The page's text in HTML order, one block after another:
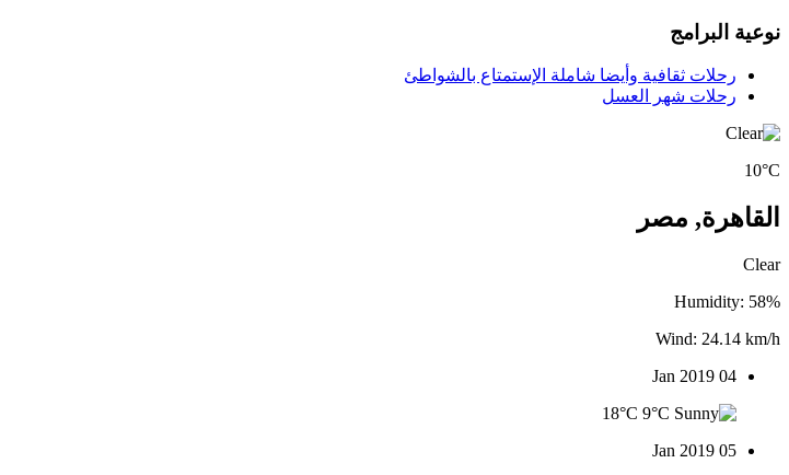
نوعية البرامج
رحلات ثقافية وأيضا شاملة الإستمتاع بالشواطئ
رحلات شهر العسل
10°C
القاهرة, مصر
Clear
Humidity: 58%
Wind: 24.14 km/h
04 Jan 2019
18°C 9°C
05 Jan 2019